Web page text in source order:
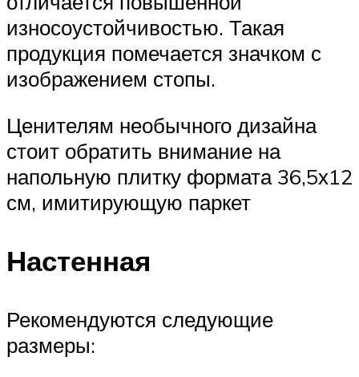
износоустойчивостью. Такая
продукция помечается значком с
изображением стопы.
Ценителям необычного дизайна
стоит обратить внимание на
напольную плитку формата 36,5х12
см, имитирующую паркет
Настенная
Рекомендуются следующие
размеры: